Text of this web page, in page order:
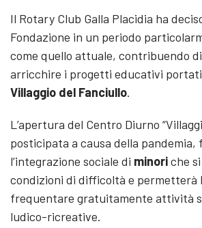
Il Rotary Club Galla Placidia ha
Fondazione in un periodo
come quello attuale, contribuendo
arricchire i progetti educativi
Villaggio del Fanciullo.
L’apertura del Centro Diurno
posticipata a causa della pandemia,
l’integrazione sociale di minoriche
condizioni di difficoltà e permetterà
frequentare gratuitamente attività
ludico-ricreative.